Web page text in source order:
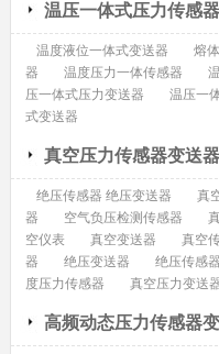
温压一体式压力传感
温度液位一体式变送器 熔
器
温度压力一体传感器
压一体式压力变送器
温压一
式变送器
真空压力传感器变送器
绝压传感器 绝压变送器 真
器
空气负压检测传感器
空仪表
真空变送器 真空
器
绝压变送器 绝压传感器
度压力传感器
真空压力变送
高频动态压力传感器